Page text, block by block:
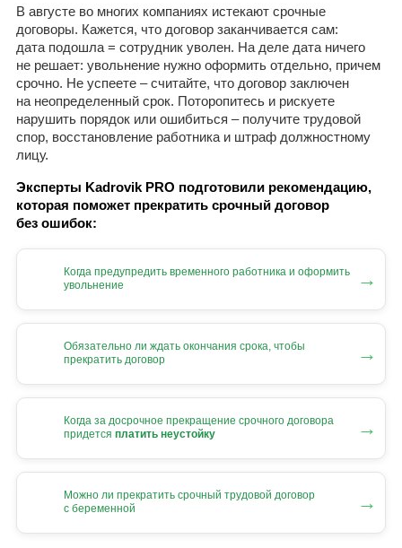
В августе во многих компаниях истекают срочные
договоры. Кажется, что договор заканчивается сам:
дата подошла = сотрудник уволен. На деле дата ничего
не решает: увольнение нужно оформить отдельно, причем
срочно. Не успеете – считайте, что договор заключен
на неопределенный срок. Поторопитесь и рискуете
нарушить порядок или ошибиться – получите трудовой
спор, восстановление работника и штраф должностному
лицу.
Эксперты Kadrovik PRO подготовили рекомендацию,
которая поможет прекратить срочный договор
без ошибок:
Когда предупредить временного работника и оформить
увольнение
→
Обязательно ли ждать окончания срока, чтобы
прекратить договор
→
Когда за досрочное прекращение срочного договора
придется платить неустойку →
Можно ли прекратить срочный трудовой договор
с беременной
→